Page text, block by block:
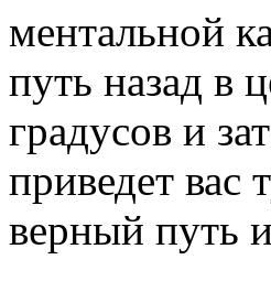
ментальной
путь назад в
градусов и
приведет
верный путь